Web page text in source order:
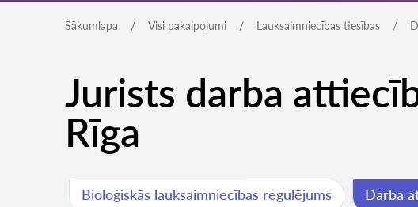
Sākumlapa Visi pakalpojumi Lauksaimniecības tiesības
Jurists darba
Rīga
Bioloģiskās lauksaimniecības regulējums Darba